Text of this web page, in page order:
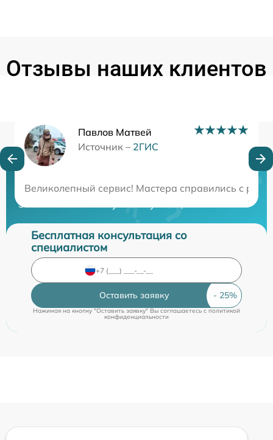
Отзывы наших клиентов
Павлов Матвей
Источник – 2ГИС
Великолепный сервис! Мастера справились с
Нужна консультация?
Закажите бесплатную консультацию
Бесплатная консультация со
специалистом
Оставить заявку
Нажимая на кнопку "Оставить заявку" Вы соглашаетесь cполитикой
конфиденциальности